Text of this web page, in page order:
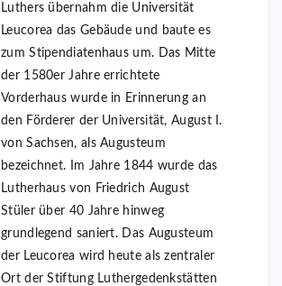
Luthers übernahm die Universität
Leucorea das Gebäude und baute es
zum Stipendiatenhaus um. Das Mitte
der 1580er Jahre errichtete
Vorderhaus wurde in Erinnerung an
den Förderer der Universität, August I.
von Sachsen, als Augusteum
bezeichnet. Im Jahre 1844 wurde das
Lutherhaus von Friedrich August
Stüler über 40 Jahre hinweg
grundlegend saniert. Das Augusteum
der Leucorea wird heute als zentraler
Ort der Stiftung Luthergedenkstätten